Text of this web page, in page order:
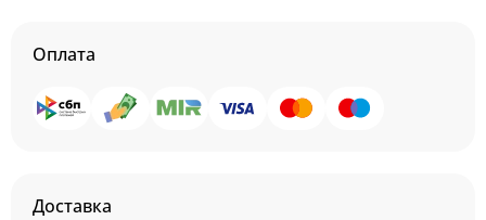
Оплата
Доставка